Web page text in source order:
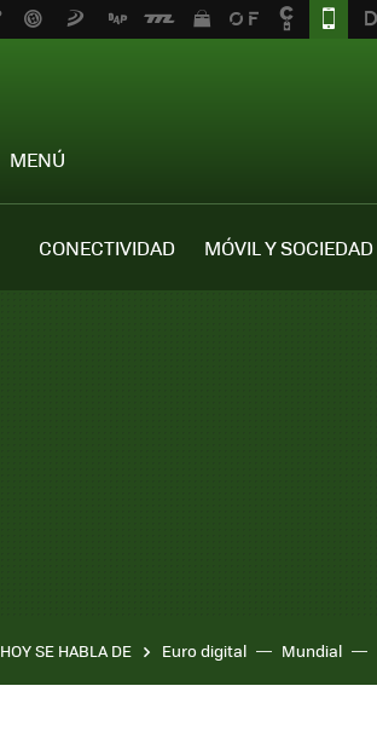
MENÚ
CONECTIVIDAD MÓVIL Y SOCIEDAD
HOY SE HABLA DE Euro digital Mundial